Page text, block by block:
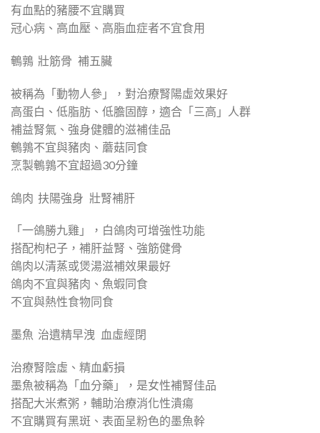
有血點的豬腰不宜購買
冠心病、高血壓、高脂血症者不宜食用
鵪鶉 壯筋骨 補五臟
被稱為「動物人參」，對治療腎陽虛效果好
高蛋白、低脂肪、低膽固醇，適合「三高」人群
補益腎氣、強身健體的滋補佳品
鵪鶉不宜與豬肉、蘑菇同食
烹製鵪鶉不宜超過30分鐘
鴿肉 扶陽強身 壯腎補肝
「一鴿勝九雞」，白鴿肉可增強性功能
搭配枸杞子，補肝益腎、強筋健骨
鴿肉以清蒸或煲湯滋補效果最好
鴿肉不宜與豬肉、魚蝦同食
不宜與熱性食物同食
墨魚 治遺精早洩 血虛經閉
治療腎陰虛、精血虧損
墨魚被稱為「血分藥」，是女性補腎佳品
搭配大米煮粥，輔助治療消化性潰瘍
不宜購買有黑斑、表面呈粉色的墨魚幹